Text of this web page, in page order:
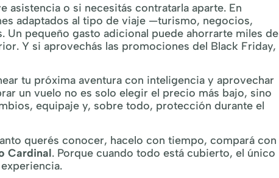
o si necesitás contratarla aparte. En
adaptados al tipo de viaje —turismo, negocios,
pequeño gasto adicional puede ahorrarte miles de
Y si aprovechás las promociones del Black Friday,
tu próxima aventura con inteligencia y aprovechar
un vuelo no es solo elegir el precio más bajo, sino
equipaje y, sobre todo, protección durante el
querés conocer, hacelo con tiempo, compará con
Cardinal. Porque cuando todo está cubierto, el único